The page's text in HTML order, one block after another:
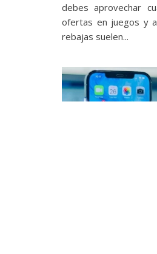
debes aprovechar
ofertas en juegos y
rebajas suelen...